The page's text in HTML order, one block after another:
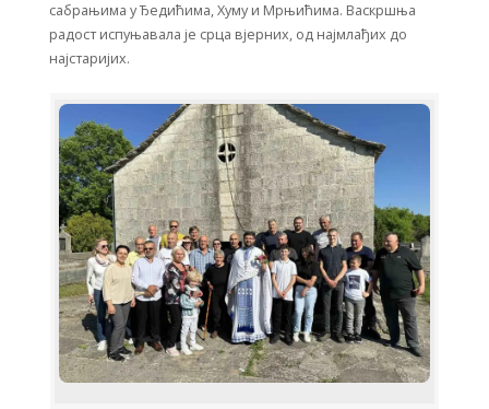
сабрањима у Ђедићима, Хуму и Мрњићима. Васкршња
радост испуњавала је срца вјерних, од најмлађих до
најстаријих.